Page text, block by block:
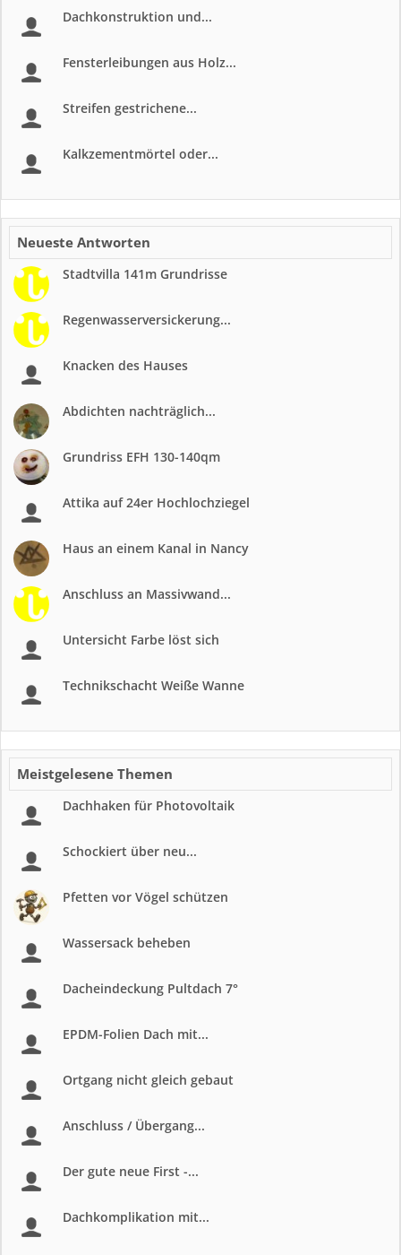
Dachkonstruktion und...
Fensterleibungen aus Holz...
Streifen gestrichene...
Kalkzementmörtel oder...
Neueste Antworten
Stadtvilla 141m Grundrisse
Regenwasserversickerung...
Knacken des Hauses
Abdichten nachträglich...
Grundriss EFH 130-140qm
Attika auf 24er Hochlochziegel
Haus an einem Kanal in Nancy
Anschluss an Massivwand...
Untersicht Farbe löst sich
Technikschacht Weiße Wanne
Meistgelesene Themen
Dachhaken für Photovoltaik
Schockiert über neu...
Pfetten vor Vögel schützen
Wassersack beheben
Dacheindeckung Pultdach 7°
EPDM-Folien Dach mit...
Ortgang nicht gleich gebaut
Anschluss / Übergang...
Der gute neue First -...
Dachkomplikation mit...